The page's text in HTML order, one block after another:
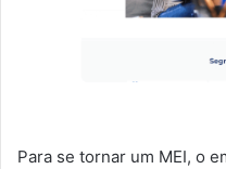
Para se tornar um MEI, o